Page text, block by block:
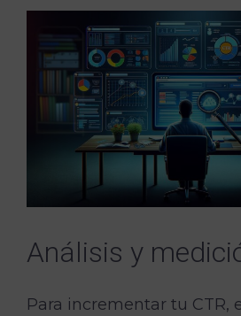
Análisis y
Para incrementar tu CTR,